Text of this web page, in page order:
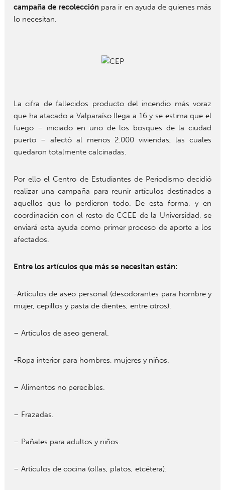
campaña de recolección para ir en ayuda de quienes más
lo necesitan.
La cifra de fallecidos producto del incendio más voraz
que ha atacado a Valparaíso llega a 16 y se estima que el
fuego – iniciado en uno de los bosques de la ciudad
puerto – afectó al menos 2.000 viviendas, las cuales
quedaron totalmente calcinadas.
Por ello el Centro de Estudiantes de Periodismo decidió
realizar una campaña para reunir artículos destinados a
aquellos que lo perdieron todo. De esta forma, y en
coordinación con el resto de CCEE de la Universidad, se
enviará esta ayuda como primer proceso de aporte a los
afectados.
Entre los artículos que más se necesitan están:
-Artículos de aseo personal (desodorantes para hombre y
mujer, cepillos y pasta de dientes, entre otros).
– Artículos de aseo general.
-Ropa interior para hombres, mujeres y niños.
– Alimentos no perecibles.
– Frazadas.
– Pañales para adultos y niños.
– Artículos de cocina (ollas, platos, etcétera).